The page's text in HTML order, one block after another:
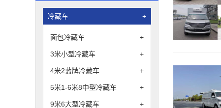
冷藏车 +
面包冷藏车 +
3米小型冷藏车 +
4米2蓝牌冷藏车 +
5米1-6米8中型冷藏车 +
9米6大型冷藏车 +